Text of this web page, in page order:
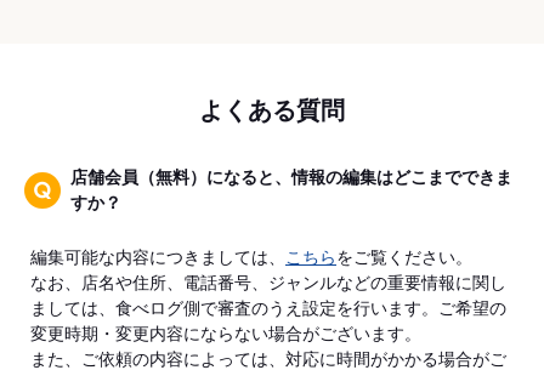
よくある質問
店舗会員（無料）になると、情報の編集はどこまでできま
すか？
編集可能な内容につきましては、 こちらをご覧ください。
なお、店名や住所、電話番号、ジャンルなどの重要情報に関し
ましては、食べログ側で審査のうえ設定を行います。ご希望の
変更時期・変更内容にならない場合がございます。
また、ご依頼の内容によっては、対応に時間がかかる場合がご